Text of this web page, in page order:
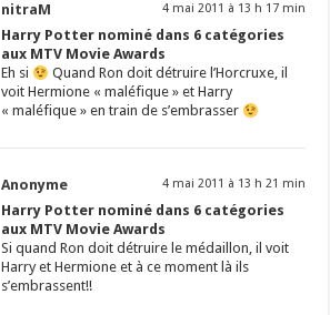
nitraM 4 mai 2011 à 13 h 17 min
Harry Potter nominé dans 6 catégories
aux MTV Movie Awards
Eh si
Quand Ron doit détruire l’Horcruxe, il
voit Hermione « maléfique » et Harry
« maléfique » en train de s’embrasser
Anonyme 4 mai 2011 à 13 h 21 min
Harry Potter nominé dans 6 catégories
aux MTV Movie Awards
Si quand Ron doit détruire le médaillon, il voit
Harry et Hermione et à ce moment là ils
s’embrassent!!